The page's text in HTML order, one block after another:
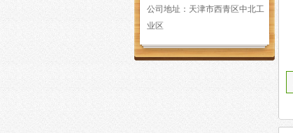
公司地址： 天津市西青区中北工
业区